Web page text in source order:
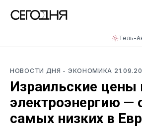
Тель-
НОВОСТИ ДНЯ - ЭКОНОМИКА
Израильские цены
электроэнергию —
самых низких в